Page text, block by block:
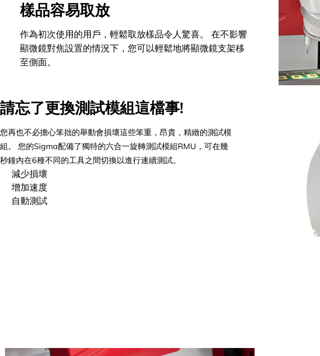
樣品容易取放
作為初次使用的用戶，輕鬆取放樣品令人驚喜。 在不影響
顯微鏡對焦設置的情況下，您可以輕鬆地將顯微鏡支架移
至側面。
請忘了更換測試模組這檔事!
您再也不必擔心笨拙的舉動會損壞這些笨重，昂貴，精緻的測試模
組。 您的Sigma配備了獨特的六合一旋轉測試模組RMU，可在幾
秒鐘內在6種不同的工具之間切換以進行連續測試。
減少損壞
增加速度
自動測試